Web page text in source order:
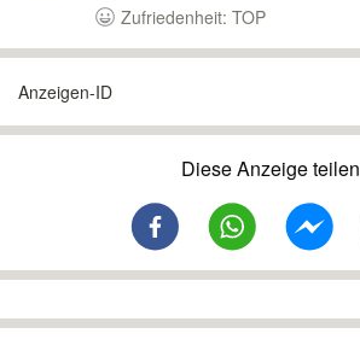
Zufriedenheit: TOP
Anzeigen-ID
Diese Anzeige teilen